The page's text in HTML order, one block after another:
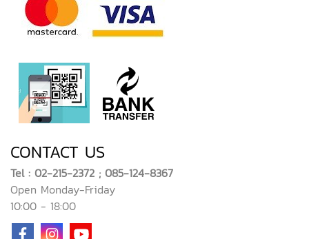
CONTACT US
Tel : 02-215-2372 ; 085-124-8367
Open Monday-Friday
10:00 - 18:00